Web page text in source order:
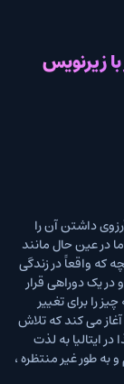
زیرنویس
داشتن آن را
در عین حال مانند
که واقعاً در زندگی
در یک دوراهی قرار
را برای تغییر
می کند که تلاش
ایتالیا به لذت
به طور غیر منتظره ،